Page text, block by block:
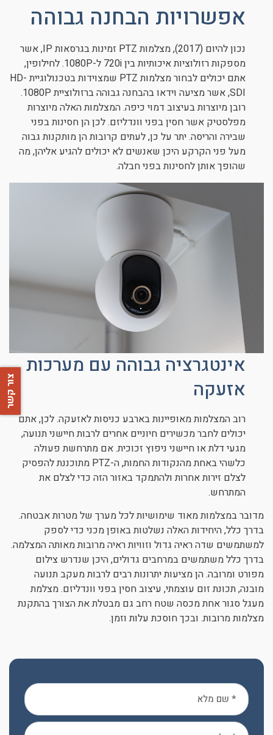
אפשרויות הבחנה גבוהה
נכון להיום (2017), מצלמות PTZ זמינות בגרסאות IP, אשר
מספקות רזולוציות איכותיות בין 720i ל-1080P. לחילופין,
אתם יכולים לבחור מצלמות PTZ שמצוידות בטכנולוגיית HD-
SDI, אשר מציעה וידאו בהבחנה גבוהה ברזולוציית 1080P.
רובן מיוצרות בעיצוב דמוי כיפה. המצלמות האלה מיוצרות
מפלסטיק אשר חסין בפני וונדליזם. לכן הן חסינות בפני
שבירה והריסה. יתר על כן, לעתים קרובות הן מותקנות גבוה
מעל פני הקרקע היכן שאנשים לא יכולים להגיע אליהן, מה
שהופך אותן לחסינות בפני חבלה.
אינטגרציה גבוהה עם מערכות
אזעקה
רוב המצלמות מאופיינות בארבע כניסות לאזעקה. לכן, אתם
יכולים לחבר מכשירים חיוניים אחרים לרבות חיישני תנועה,
מגעי דלת או חיישני ניפוץ זכוכית. אם מתרחשת פעולה
כלשהי באחת מהנקודות החמות, ה-PTZ מתוכננת להפסיק
לצלם זירות אחרות ולהתמקד באזור הזה כדי לצלם את
המתרחש.
מדובר במצלמות מאוד שימושיות לכל מערך של מטרות אבטחה.
בדרך כלל, היחידות האלה נשלטות באופן מכני כדי לספק
למשתמשים שדה ראיה גדול וזוויות ראיה מרובות מאותה המצלמה.
בדרך כלל משתמשים במרחבים גדולים, היכן שנדרש צילום
מפורט ומרובה. הן מציעות יתרונות רבים לרבות מעקב תנועה
מובנה, תכונת זום עוצמתי, עיצוב חסין בפני וונדליזם. מצלמת
מעגל סגור אחת מכסה שטח רחב גם מבטלת את הצורך בהתקנת
מצלמות מרובות. ובכך חוסכת עלות וזמן.
צור קשר